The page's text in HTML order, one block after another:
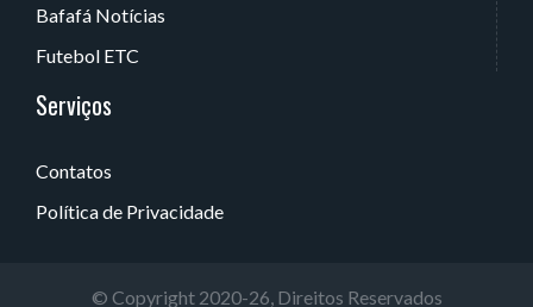
Bafafá Notícias
Futebol ETC
Serviços
Contatos
Política de Privacidade
© Copyright 2020-26, Direitos Reservados